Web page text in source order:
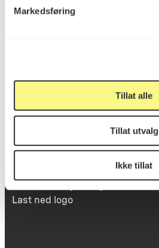
Markedsføring
Tillat alle
Tillat utvalg
Ikke tillat
Victoria Terrasse 11
Viktig info
Utbetaling og fakturering
Last ned logo